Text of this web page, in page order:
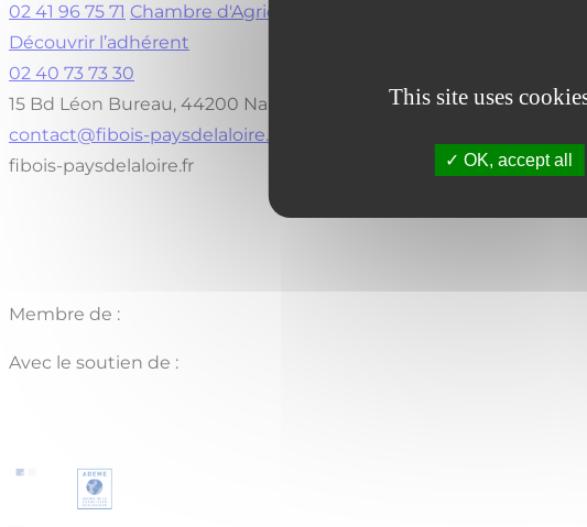
This site uses
OK, accept all
02 41 96 75 71 Chambre d'Agriculture de Maine-et-Loire 14 Avenue
Découvrir l’adhérent
02 40 73 73 30
15 Bd Léon Bureau, 44200 Nantes
contact@fibois-paysdelaloire.fr
fibois-paysdelaloire.fr
Membre de :
Avec le soutien de :